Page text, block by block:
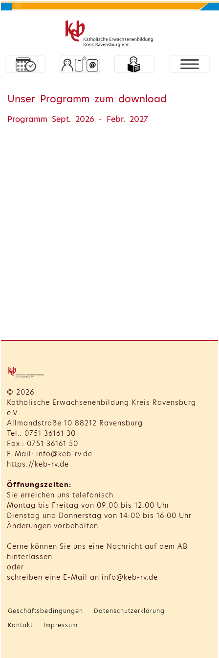
Unser Programm zum download
Programm Sept. 2026 - Febr. 2027
© 2026
Katholische Erwachsenenbildung Kreis Ravensburg
e.V.
Allmandstraße 10 88212 Ravensburg
Tel.: 0751 36161 30
Fax.: 0751 36161 50
E-Mail: info@keb-rv.de
https://keb-rv.de
Öffnungszeiten:
Sie erreichen uns telefonisch
Montag bis Freitag von 09:00 bis 12:00 Uhr
Dienstag und Donnerstag von 14:00 bis 16:00 Uhr
Änderungen vorbehalten
Gerne können Sie uns eine Nachricht auf dem AB
hinterlassen
oder
schreiben eine E-Mail an info@keb-rv.de
Geschäftsbedingungen
Datenschutzerklärung
Kontakt
Impressum